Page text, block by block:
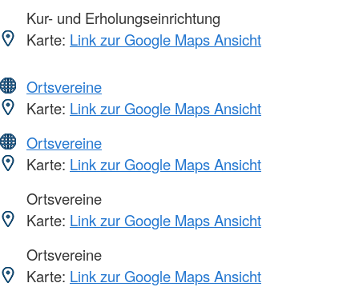
Kur- und Erholungseinrichtung
Karte: Link zur Google Maps Ansicht
Ortsvereine
Karte: Link zur Google Maps Ansicht
Ortsvereine
Karte: Link zur Google Maps Ansicht
Ortsvereine
Karte: Link zur Google Maps Ansicht
Ortsvereine
Karte: Link zur Google Maps Ansicht